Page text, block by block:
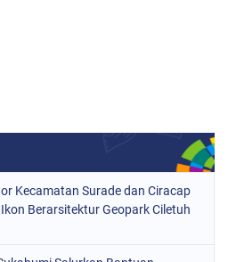
Kecamatan Surade dan Ciracap
Berarsitektur Geopark Ciletuh